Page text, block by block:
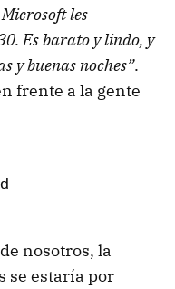
les
Es barato y lindo, y
y buenas noches”.
frente a la gente
nosotros, la
se estaría por